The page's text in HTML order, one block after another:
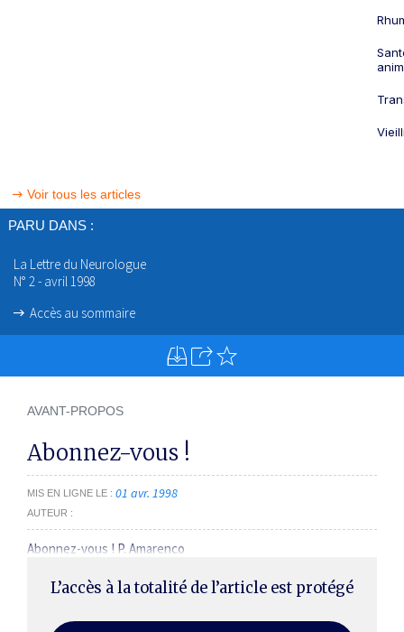
Voir tous les articles
PARU DANS :
La Lettre du Neurologue
N° 2 - avril 1998
Accès au sommaire
AVANT-PROPOS
Abonnez-vous !
MIS EN LIGNE LE 01 avr. 1998
AUTEUR
Abonnez-vous ! P. Amarenco
L’accès à la totalité de l’article est protégé